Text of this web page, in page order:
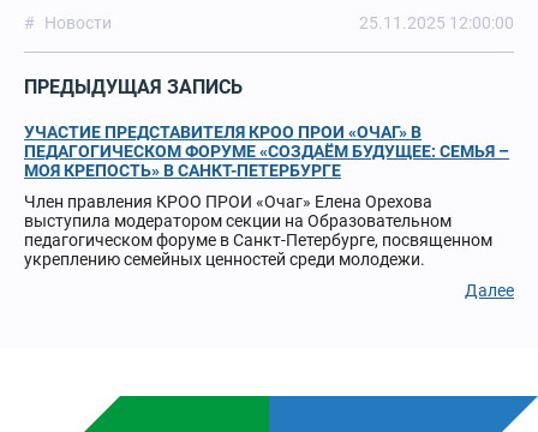
Новости 25.11.2025 12:00:00
ПРЕДЫДУЩАЯ ЗАПИСЬ
УЧАСТИЕ ПРЕДСТАВИТЕЛЯ КРОО ПРОИ «ОЧАГ» В
ПЕДАГОГИЧЕСКОМ ФОРУМЕ «СОЗДАЁМ БУДУЩЕЕ: СЕМЬЯ –
МОЯ КРЕПОСТЬ» В САНКТ-ПЕТЕРБУРГЕ
Член правления КРОО ПРОИ «Очаг» Елена Орехова
выступила модератором секции на Образовательном
педагогическом форуме в Санкт-Петербурге, посвященном
укреплению семейных ценностей среди молодежи.
Далее